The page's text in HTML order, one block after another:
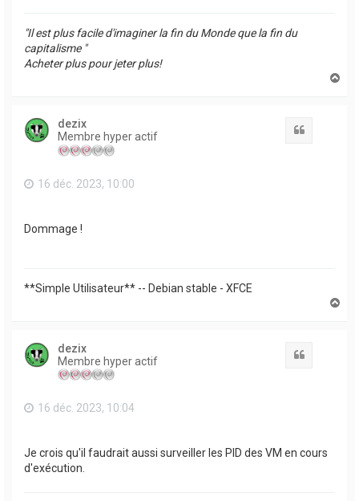
"Il est plus facile d'imaginer la fin du Monde que la fin du
capitalisme "
Acheter plus pour jeter plus!
dezix
Membre hyper actif
16 déc. 2023, 10:00
Dommage !
**Simple Utilisateur** -- Debian stable - XFCE
dezix
Membre hyper actif
16 déc. 2023, 10:04
Je crois qu'il faudrait aussi surveiller les PID des VM en cours
d'exécution.